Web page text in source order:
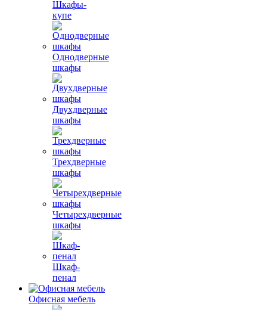
Шкафы-
купе
Однодверные
шкафы
Двухдверные
шкафы
Трехдверные
шкафы
Четырехдверные
шкафы
Шкаф-
пенал
Офисная мебель